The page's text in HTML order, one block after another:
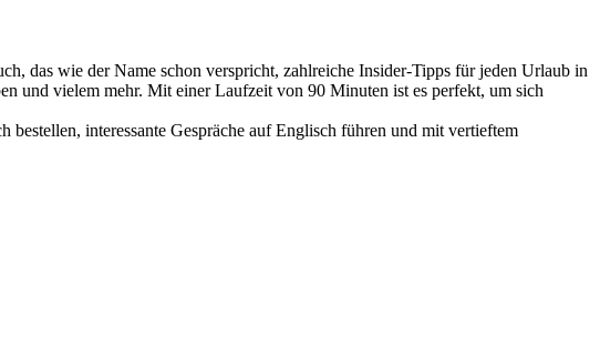
das wie der Name schon verspricht, zahlreiche Insider-Tipps für jeden Urlaub in
und vielem mehr. Mit einer Laufzeit von 90 Minuten ist es perfekt, um sich
interessante Gespräche auf Englisch führen und mit vertieftem